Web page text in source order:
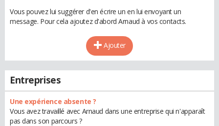
Vous pouvez lui suggérer d'en écrire un en lui envoyant un
message. Pour cela ajoutez d'abord Arnaud à vos contacts.
Ajouter
Entreprises
Une expérience absente ?
Vous avez travaillé avec Arnaud dans une entreprise qui n'apparaît
pas dans son parcours ?